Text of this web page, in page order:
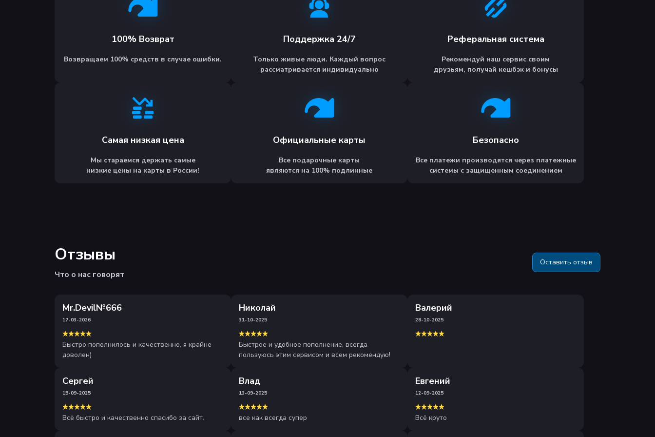
100% Возврат
Возвращаем 100% средств в случае ошибки.
Поддержка 24/7
Только живые люди. Каждый вопрос
рассматривается индивидуально
Реферальная система
Рекомендуй наш сервис своим
друзьям, получай кешбэк и бонусы
Самая низкая цена
Мы стараемся держать самые
низкие цены на карты в России!
Официальные карты
Все подарочные карты
являются на 100% подлинные
Безопасно
Все платежи производятся через платежные
системы с защищенным соединением
Отзывы
Что о нас говорят
Оставить отзыв
Mr.Devil№666
17-03-2026
Быстро пополнилось и качественно, я крайне
доволен)
Николай
31-10-2025
Быстрое и удобное пополнение, всегда
пользуюсь этим сервисом и всем рекомендую!
Валерий
28-10-2025
Сергей
15-09-2025
Всё быстро и качественно спасибо за сайт.
Влад
13-09-2025
все как всегда супер
Евгений
12-09-2025
Всё круто